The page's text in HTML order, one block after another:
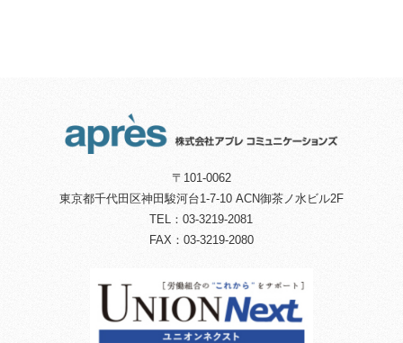
〒101-0062
東京都千代田区神田駿河台1-7-10 ACN御茶ノ水ビル2F
TEL：03-3219-2081
FAX：03-3219-2080